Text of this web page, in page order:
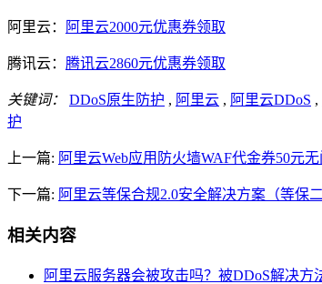
阿里云： 阿里云2000元优惠券领取
腾讯云： 腾讯云2860元优惠券领取
关键词： DDoS原生防护 , 阿里云 , 阿里云DDoS ,
护
上一篇: 阿里云Web应用防火墙WAF代金券50元
下一篇: 阿里云等保合规2.0安全解决方案（等保
相关内容
阿里云服务器会被攻击吗？被DDoS解决方